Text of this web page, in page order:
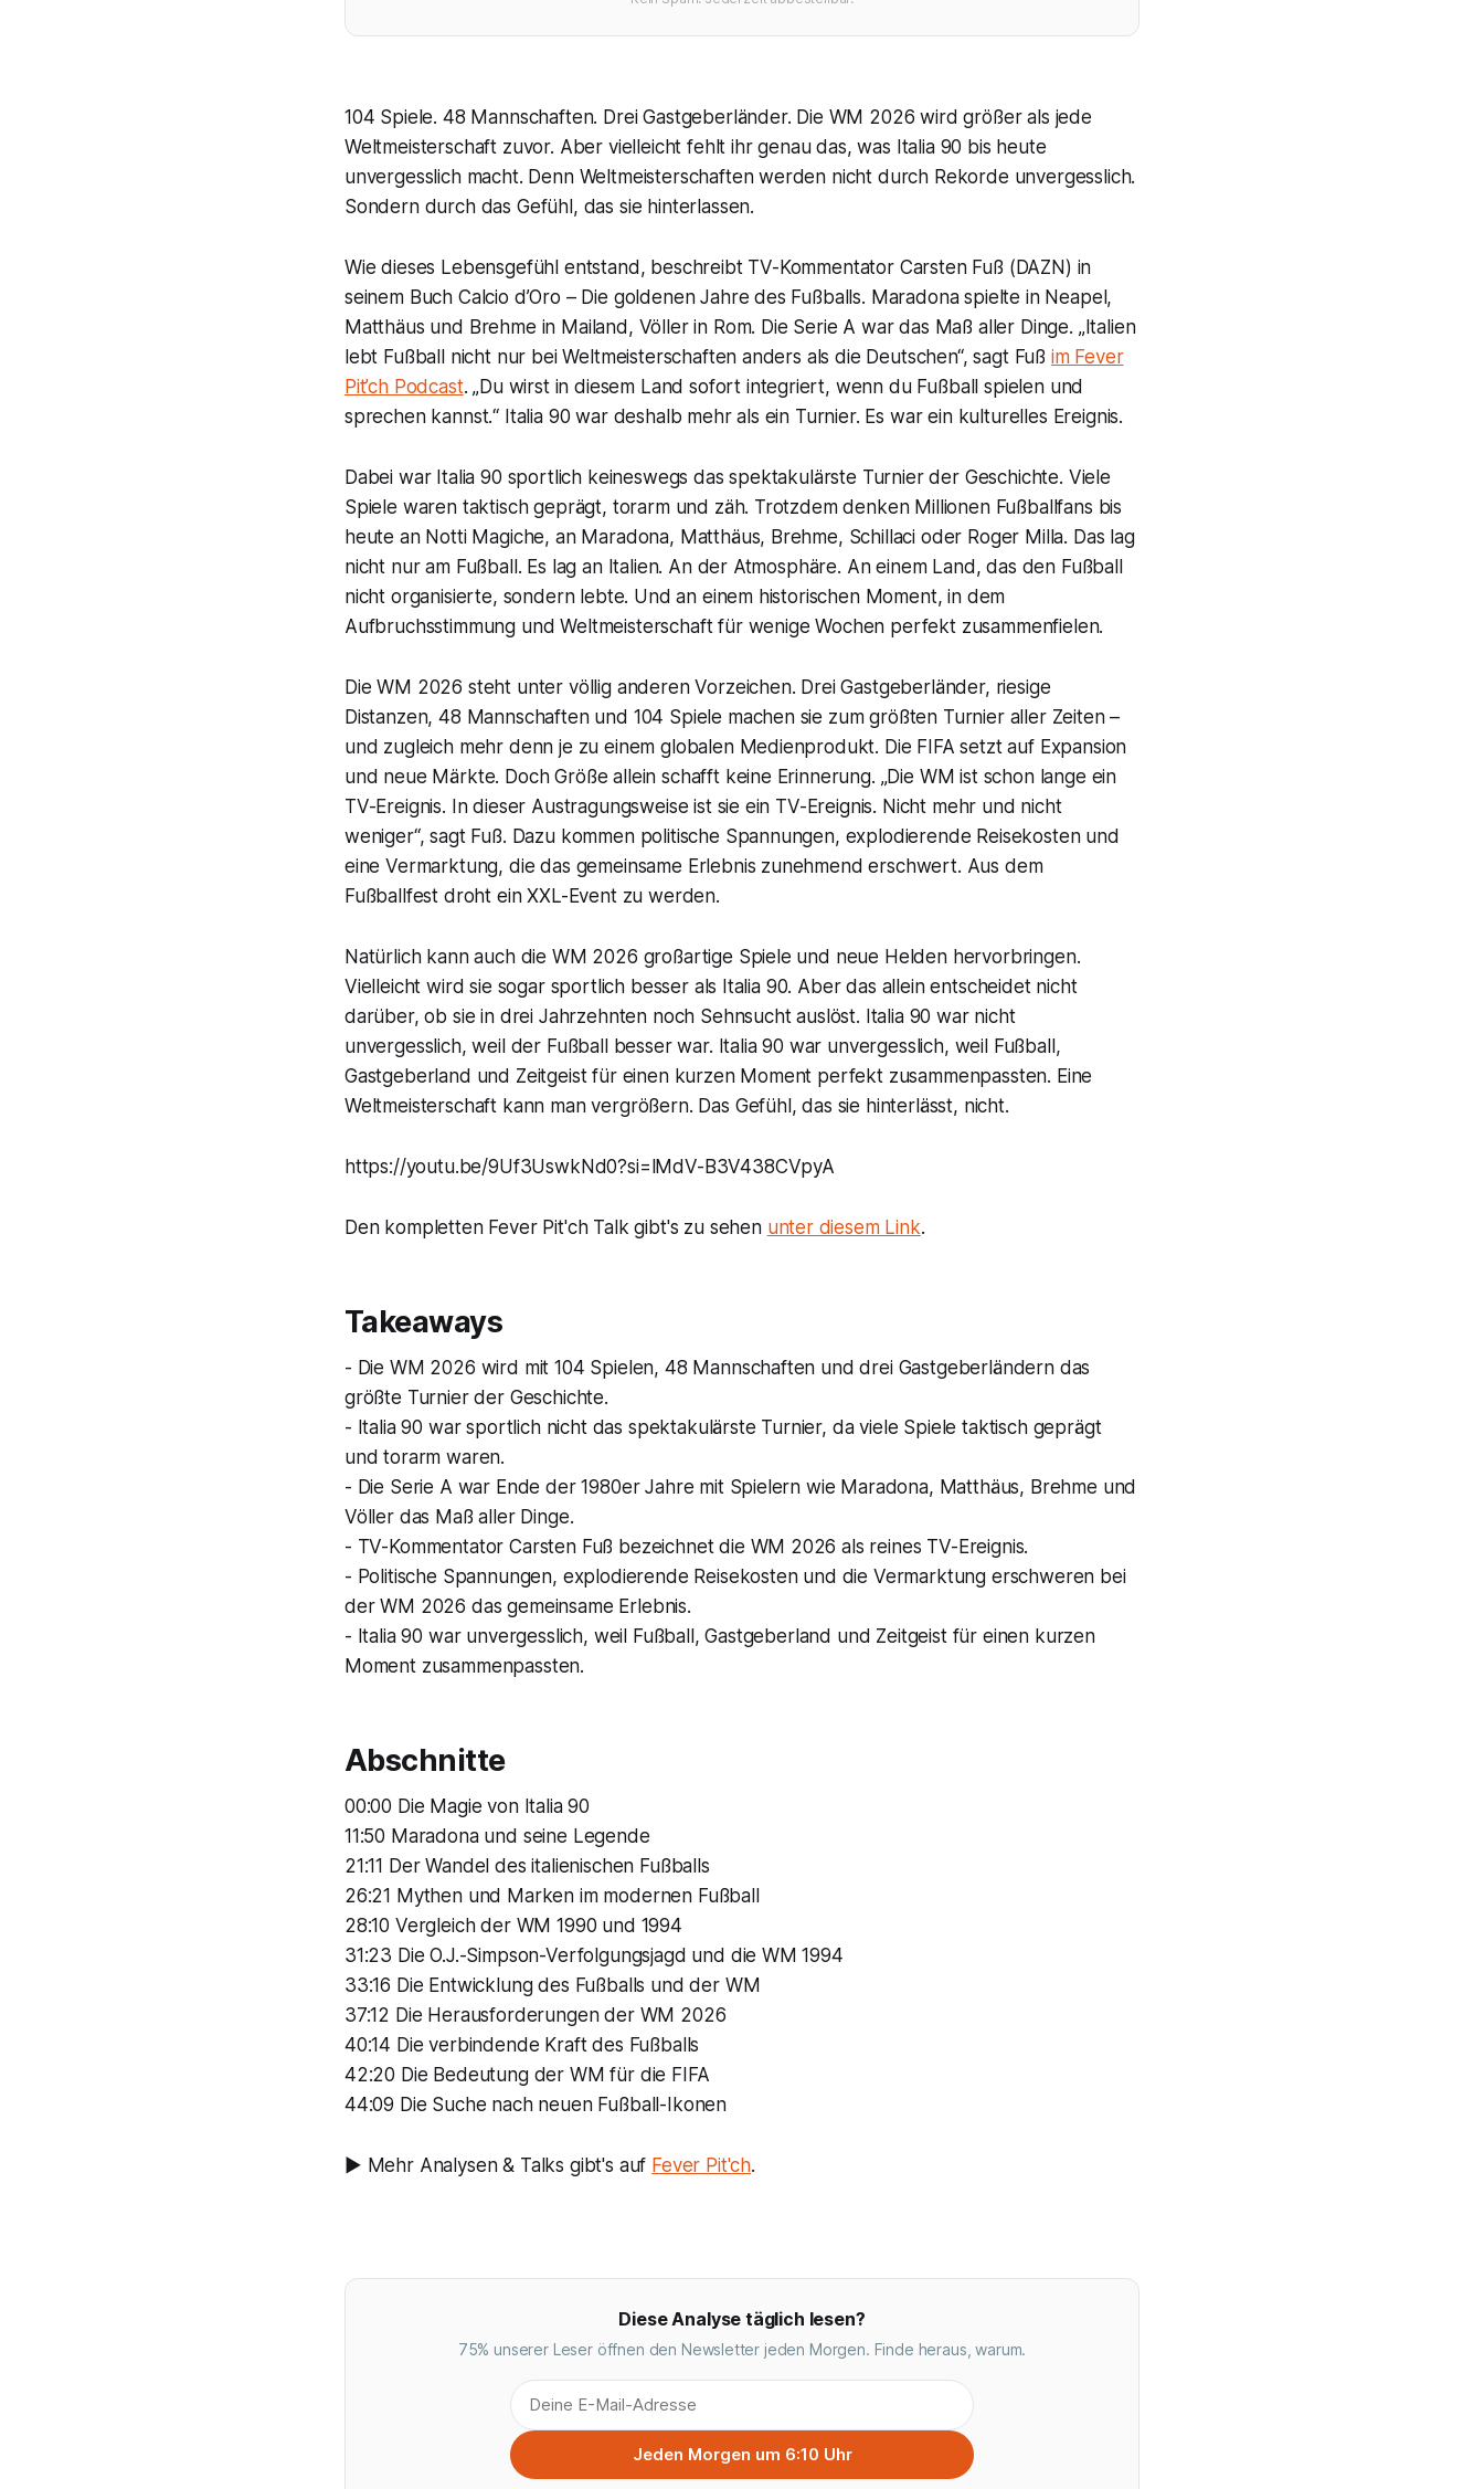
104 Spiele. 48 Mannschaften. Drei Gastgeberländer. Die WM 2026 wird größer als jede
Weltmeisterschaft zuvor. Aber vielleicht fehlt ihr genau das, was Italia 90 bis heute
unvergesslich macht. Denn Weltmeisterschaften werden nicht durch Rekorde unvergesslich.
Sondern durch das Gefühl, das sie hinterlassen.
Wie dieses Lebensgefühl entstand, beschreibt TV-Kommentator Carsten Fuß (DAZN) in
seinem Buch Calcio d’Oro – Die goldenen Jahre des Fußballs. Maradona spielte in Neapel,
Matthäus und Brehme in Mailand, Völler in Rom. Die Serie A war das Maß aller Dinge. „Italien
lebt Fußball nicht nur bei Weltmeisterschaften anders als die Deutschen“, sagt Fuß im Fever
Pit’ch Podcast. „Du wirst in diesem Land sofort integriert, wenn du Fußball spielen und
sprechen kannst.“ Italia 90 war deshalb mehr als ein Turnier. Es war ein kulturelles Ereignis.
Dabei war Italia 90 sportlich keineswegs das spektakulärste Turnier der Geschichte. Viele
Spiele waren taktisch geprägt, torarm und zäh. Trotzdem denken Millionen Fußballfans bis
heute an Notti Magiche, an Maradona, Matthäus, Brehme, Schillaci oder Roger Milla. Das lag
nicht nur am Fußball. Es lag an Italien. An der Atmosphäre. An einem Land, das den Fußball
nicht organisierte, sondern lebte. Und an einem historischen Moment, in dem
Aufbruchsstimmung und Weltmeisterschaft für wenige Wochen perfekt zusammenfielen.
Die WM 2026 steht unter völlig anderen Vorzeichen. Drei Gastgeberländer, riesige
Distanzen, 48 Mannschaften und 104 Spiele machen sie zum größten Turnier aller Zeiten –
und zugleich mehr denn je zu einem globalen Medienprodukt. Die FIFA setzt auf Expansion
und neue Märkte. Doch Größe allein schafft keine Erinnerung. „Die WM ist schon lange ein
TV-Ereignis. In dieser Austragungsweise ist sie ein TV-Ereignis. Nicht mehr und nicht
weniger“, sagt Fuß. Dazu kommen politische Spannungen, explodierende Reisekosten und
eine Vermarktung, die das gemeinsame Erlebnis zunehmend erschwert. Aus dem
Fußballfest droht ein XXL-Event zu werden.
Natürlich kann auch die WM 2026 großartige Spiele und neue Helden hervorbringen.
Vielleicht wird sie sogar sportlich besser als Italia 90. Aber das allein entscheidet nicht
darüber, ob sie in drei Jahrzehnten noch Sehnsucht auslöst. Italia 90 war nicht
unvergesslich, weil der Fußball besser war. Italia 90 war unvergesslich, weil Fußball,
Gastgeberland und Zeitgeist für einen kurzen Moment perfekt zusammenpassten. Eine
Weltmeisterschaft kann man vergrößern. Das Gefühl, das sie hinterlässt, nicht.
https://youtu.be/9Uf3UswkNd0?si=lMdV-B3V438CVpyA
Den kompletten Fever Pit'ch Talk gibt's zu sehen unter diesem Link.
Takeaways
- Die WM 2026 wird mit 104 Spielen, 48 Mannschaften und drei Gastgeberländern das
größte Turnier der Geschichte.
- Italia 90 war sportlich nicht das spektakulärste Turnier, da viele Spiele taktisch geprägt
und torarm waren.
- Die Serie A war Ende der 1980er Jahre mit Spielern wie Maradona, Matthäus, Brehme und
Völler das Maß aller Dinge.
- TV-Kommentator Carsten Fuß bezeichnet die WM 2026 als reines TV-Ereignis.
- Politische Spannungen, explodierende Reisekosten und die Vermarktung erschweren bei
der WM 2026 das gemeinsame Erlebnis.
- Italia 90 war unvergesslich, weil Fußball, Gastgeberland und Zeitgeist für einen kurzen
Moment zusammenpassten.
Abschnitte
00:00 Die Magie von Italia 90
11:50 Maradona und seine Legende
21:11 Der Wandel des italienischen Fußballs
26:21 Mythen und Marken im modernen Fußball
28:10 Vergleich der WM 1990 und 1994
31:23 Die O.J.-Simpson-Verfolgungsjagd und die WM 1994
33:16 Die Entwicklung des Fußballs und der WM
37:12 Die Herausforderungen der WM 2026
40:14 Die verbindende Kraft des Fußballs
42:20 Die Bedeutung der WM für die FIFA
44:09 Die Suche nach neuen Fußball-Ikonen
▶️ Mehr Analysen & Talks gibt's auf Fever Pit'ch.
Diese Analyse täglich lesen?
75% unserer Leser öffnen den Newsletter jeden Morgen. Finde heraus, warum.
Jeden Morgen um 6:10 Uhr